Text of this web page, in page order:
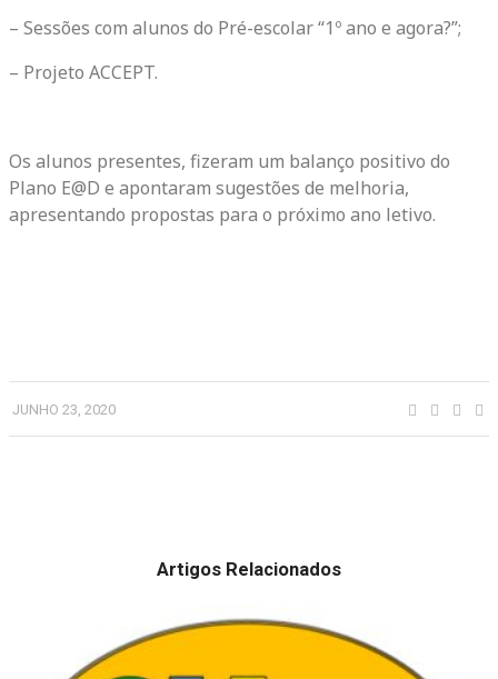
– Sessões com alunos do Pré-escolar “1º ano e agora?”;
– Projeto ACCEPT.
Os alunos presentes, fizeram um balanço positivo do
Plano E@D e apontaram sugestões de melhoria,
apresentando propostas para o próximo ano letivo.
JUNHO 23, 2020
Artigos Relacionados